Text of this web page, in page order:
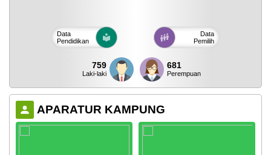
759
Laki-laki
681
Perempuan
Data
Pendidikan
Data
Pemilih
APARATUR KAMPUNG